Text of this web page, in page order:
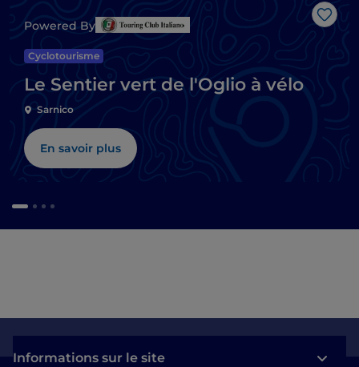
Powered By
Cyclotourisme
Le Sentier vert de l'Oglio à vélo
Sarnico
En savoir plus
Informations sur le site